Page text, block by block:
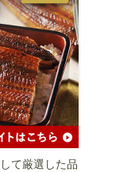
て厳選した品